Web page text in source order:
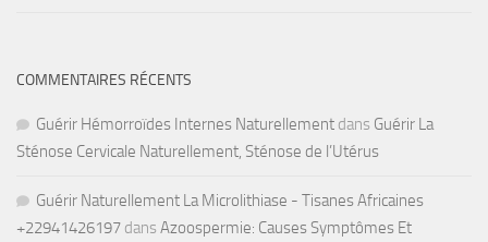
COMMENTAIRES RÉCENTS
Guérir Hémorroïdes Internes Naturellement dans Guérir La
Sténose Cervicale Naturellement, Sténose de l’Utérus
Guérir Naturellement La Microlithiase - Tisanes Africaines
+22941426197 dans Azoospermie: Causes Symptômes Et